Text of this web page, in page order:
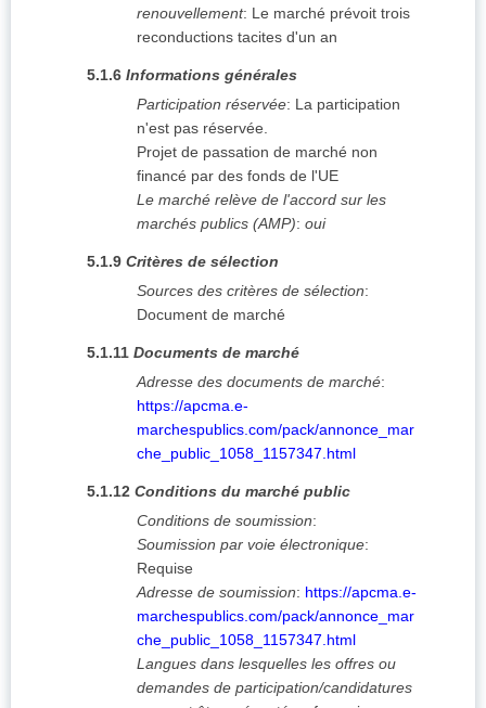
renouvellement: Le marché prévoit trois
reconductions tacites d'un an
5.1.6 Informations générales
Participation réservée: La participation
n'est pas réservée.
Projet de passation de marché non
financé par des fonds de l'UE
Le marché relève de l'accord sur les
marchés publics (AMP): oui
5.1.9 Critères de sélection
Sources des critères de sélection:
Document de marché
5.1.11 Documents de marché
Adresse des documents de marché:
https://apcma.e-
marchespublics.com/pack/annonce_mar
che_public_1058_1157347.html
5.1.12 Conditions du marché public
Conditions de soumission:
Soumission par voie électronique:
Requise
Adresse de soumission: https://apcma.e-
marchespublics.com/pack/annonce_mar
che_public_1058_1157347.html
Langues dans lesquelles les offres ou
demandes de participation/candidatures